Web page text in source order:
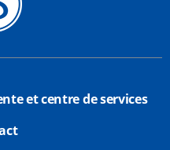
et centre de services